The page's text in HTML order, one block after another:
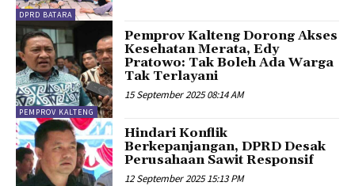
DPRD BATARA
PEMPROV KALTENG
Pemprov Kalteng Dorong Akses
Kesehatan Merata, Edy
Pratowo: Tak Boleh Ada Warga
Tak Terlayani
15 September 2025 08:14 AM
Hindari Konflik
Berkepanjangan, DPRD Desak
Perusahaan Sawit Responsif
12 September 2025 15:13 PM